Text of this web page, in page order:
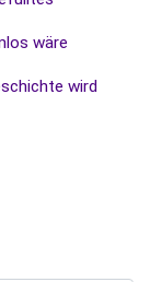
wäre
wird